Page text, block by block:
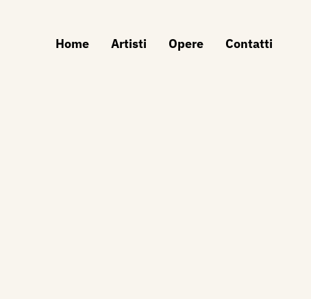
Home Artisti Opere Contatti